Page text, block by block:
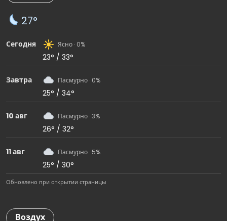
27°
Сегодня Ясно · 0%
23° / 33°
Завтра Пасмурно · 0%
25° / 34°
10 авг Пасмурно · 3%
26° / 32°
11 авг Пасмурно · 5%
25° / 30°
Обновлено при открытии страницы
Воздух